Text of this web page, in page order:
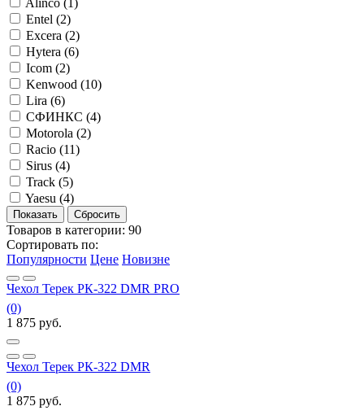
Entel (2)
Excera (2)
Hytera (6)
Icom (2)
Kenwood (10)
Lira (6)
СФИНКС (4)
Motorola (2)
Raciо (11)
Sirus (4)
Track (5)
Yaesu (4)
Товаров в категории: 90
Сортировать по:
Популярности Цене Новизне
Чехол Терек РК-322 DMR PRO
(0)
1 875 руб.
Чехол Терек РК-322 DMR
(0)
1 875 руб.